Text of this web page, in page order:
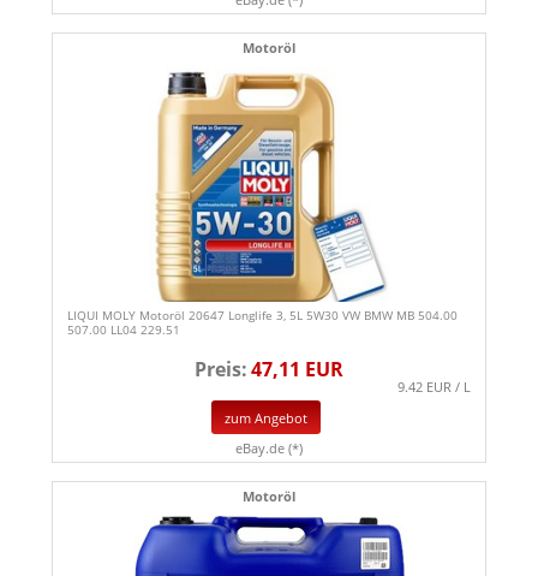
Motoröl
LIQUI MOLY Motoröl 20647 Longlife 3, 5L 5W30 VW BMW MB 504.00
507.00 LL04 229.51
Preis:47,11 EUR
9.42 EUR / L
zum Angebot
eBay.de (*)
Motoröl